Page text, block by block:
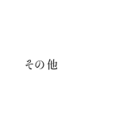
その他